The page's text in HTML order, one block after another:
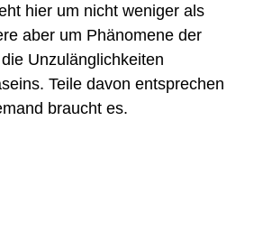
hier um nicht weniger als
aber um Phänomene der
Unzulänglichkeiten
Teile davon entsprechen
braucht es.